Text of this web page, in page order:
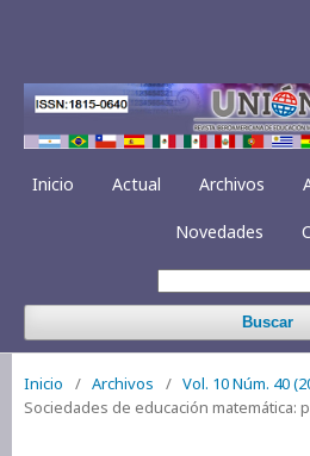
Inicio Actual Archivos
Novedades
Buscar
Inicio / Archivos / Vol. 10 Núm. 40
Sociedades de educación matemática: